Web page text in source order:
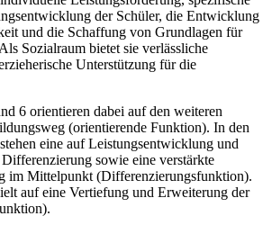
der Schüler, die Entwicklung
und die Schaffung von Grundlagen für
Sozialraum bietet sie verlässliche
Unterstützung für die
6 orientieren dabei auf den weiteren
(orientierende Funktion). In den
eine auf Leistungsentwicklung und
sowie eine verstärkte
im Mittelpunkt (Differenzierungsfunktion).
auf eine Vertiefung und Erweiterung der